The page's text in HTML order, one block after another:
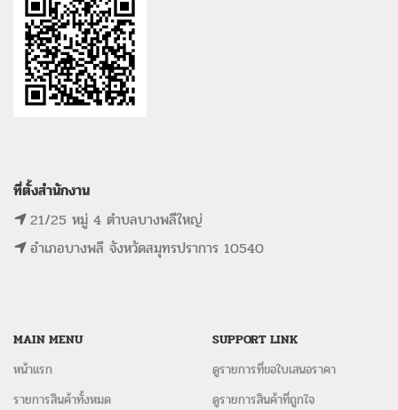
ที่ตั้งสำนักงาน
21/25 หมู่ 4 ตำบลบางพลีใหญ่
อำเภอบางพลี จังหวัดสมุทรปราการ 10540
MAIN MENU
หน้าแรก
รายการสินค้าทั้งหมด
SUPPORT LINK
ดูรายการที่ขอใบเสนอราคา
ดูรายการสินค้าที่ถูกใจ